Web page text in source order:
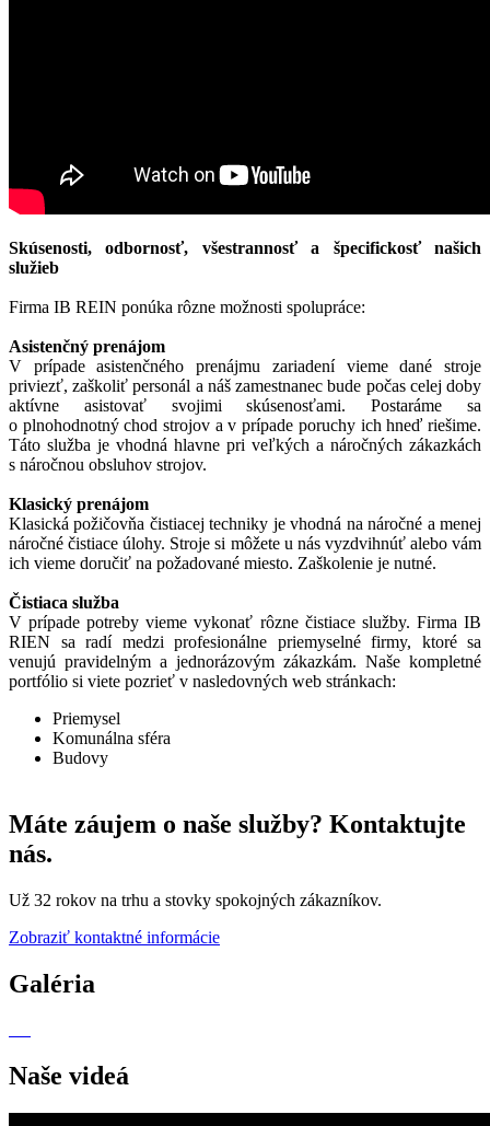
Skúsenosti, odbornosť, všestrannosť a špecifickosť našich
služieb
Firma IB REIN ponúka rôzne možnosti spolupráce:
Asistenčný prenájom
V prípade asistenčného prenájmu zariadení vieme dané stroje
priviezť, zaškoliť personál a náš zamestnanec bude počas celej doby
aktívne asistovať svojimi skúsenosťami. Postaráme sa
o plnohodnotný chod strojov a v prípade poruchy ich hneď riešime.
Táto služba je vhodná hlavne pri veľkých a náročných zákazkách
s náročnou obsluhov strojov.
Klasický prenájom
Klasická požičovňa čistiacej techniky je vhodná na náročné a menej
náročné čistiace úlohy. Stroje si môžete u nás vyzdvihnúť alebo vám
ich vieme doručiť na požadované miesto. Zaškolenie je nutné.
Čistiaca služba
V prípade potreby vieme vykonať rôzne čistiace služby. Firma IB
RIEN sa radí medzi profesionálne priemyselné firmy, ktoré sa
venujú pravidelným a jednorázovým zákazkám. Naše kompletné
portfólio si viete pozrieť v nasledovných web stránkach:
Priemysel
Komunálna sféra
Budovy
Máte záujem o naše služby? Kontaktujte
nás.
Už 32 rokov na trhu a stovky spokojných zákazníkov.
Zobraziť kontaktné informácie
Galéria
Naše videá